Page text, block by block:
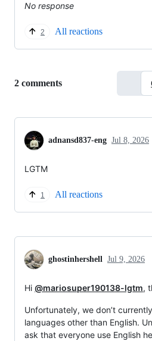
No response
2 All reactions
Replies:
2 comments
adnansd837-eng Jul 8, 2026
LGTM
1 All reactions
ghostinhershell Jul 9, 2026
Hi @mariosuper190138-lgtm,
Unfortunately, we don’t
languages other than English.
ask that everyone use English